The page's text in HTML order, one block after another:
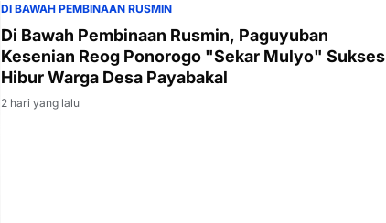
DI BAWAH PEMBINAAN RUSMIN
Di Bawah Pembinaan Rusmin, Paguyuban
Kesenian Reog Ponorogo "Sekar Mulyo" Sukses
Hibur Warga Desa Payabakal
2 hari yang lalu